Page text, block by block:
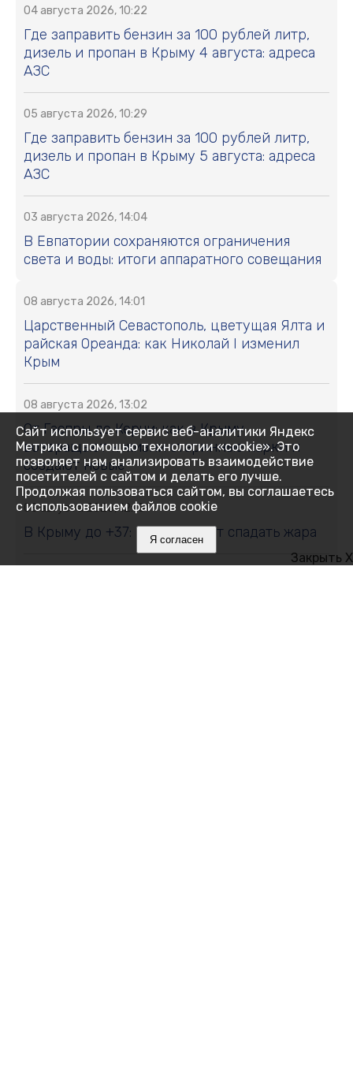
04 августа 2026, 10:22
Где заправить бензин за 100 рублей литр,
дизель и пропан в Крыму 4 августа: адреса
АЗС
05 августа 2026, 10:29
Где заправить бензин за 100 рублей литр,
дизель и пропан в Крыму 5 августа: адреса
АЗС
03 августа 2026, 14:04
В Евпатории сохраняются ограничения
света и воды: итоги аппаратного совещания
08 августа 2026, 14:01
Царственный Севастополь, цветущая Ялта и
райская Ореанда: как Николай I изменил
Крым
08 августа 2026, 13:02
От Гаспры до Керчи: как в Крыму
возвращают к жизни старинные парки и
создают новые
08 августа 2026, 12:15
В Крыму до +37: когда начнёт спадать жара
Закрыть X
Сайт использует сервис веб-аналитики Яндекс
Метрика с помощью технологии «cookie». Это
позволяет нам анализировать взаимодействие
посетителей с сайтом и делать его лучше.
Продолжая пользоваться сайтом, вы соглашаетесь
с использованием файлов cookie
Я согласен